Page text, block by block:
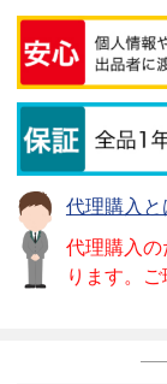
代理購入と
代理購入
ります。ご